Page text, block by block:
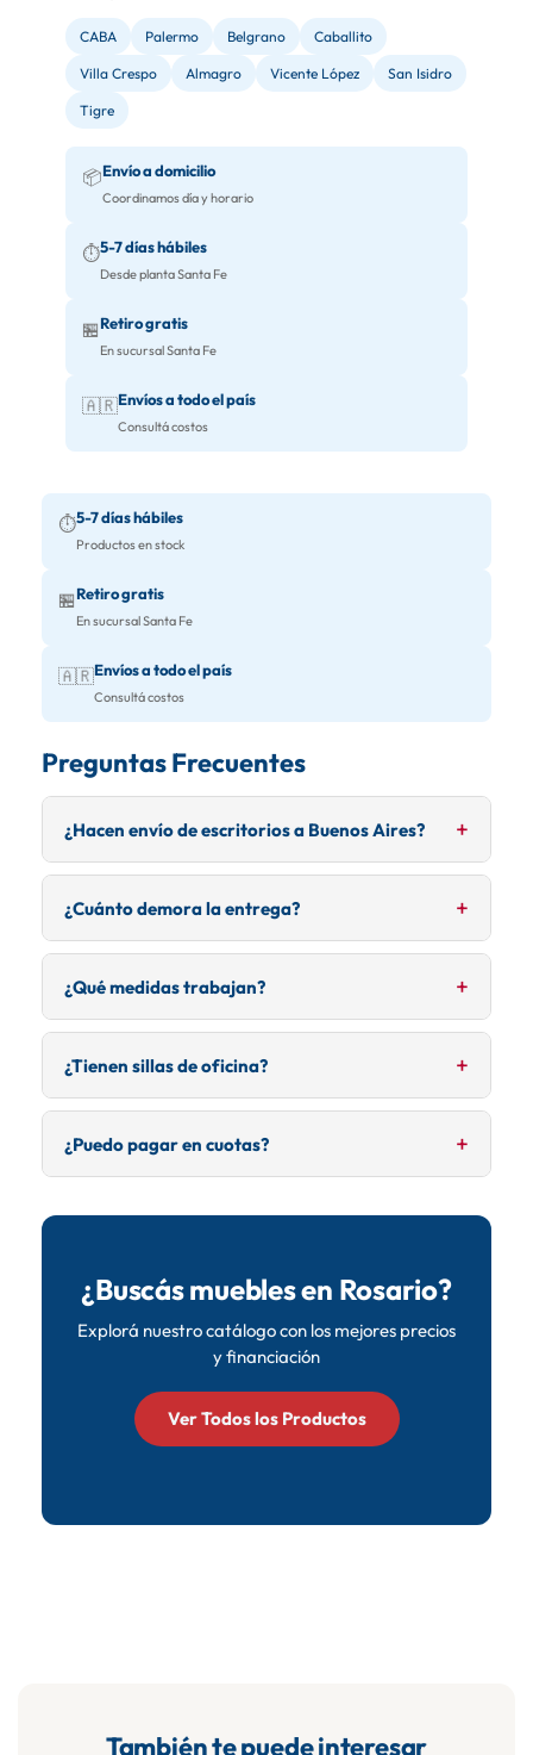
CABA Palermo Belgrano Caballito
Villa Crespo Almagro Vicente López San Isidro
Tigre
📦Envío a domicilio
Coordinamos día y horario
⏱️5-7 días hábiles
Desde planta Santa Fe
🏪Retiro gratis
En sucursal Santa Fe
🇦🇷Envíos a todo el país
Consultá costos
⏱️5-7 días hábiles
Productos en stock
🏪Retiro gratis
En sucursal Santa Fe
🇦🇷Envíos a todo el país
Consultá costos
Preguntas Frecuentes
¿Hacen envío de escritorios a Buenos Aires?
Aires. Los modelos vienen desarmados en su mayoría
para fácil ingreso.
¿Cuánto demora la entrega?
Modelos especiales pueden tardar entre 10 y 20 días.
¿Qué medidas trabajan?
(deslizables). Para home office ofrecemos escritorios
funcionales con cajones y compartimentos.
¿Tienen sillas de oficina?
office. Consultanos por modelos disponibles.
¿Puedo pagar en cuotas?
¿Buscás muebles en Rosario?
Explorá nuestro catálogo con los mejores precios
y financiación
Ver Todos los Productos
También te puede interesar